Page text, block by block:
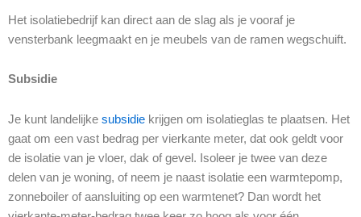
Het isolatiebedrijf kan direct aan de slag als je vooraf je
vensterbank leegmaakt en je meubels van de ramen wegschuift.
Subsidie
Je kunt landelijke subsidie krijgen om isolatieglas te plaatsen. Het
gaat om een vast bedrag per vierkante meter, dat ook geldt voor
de isolatie van je vloer, dak of gevel. Isoleer je twee van deze
delen van je woning, of neem je naast isolatie een warmtepomp,
zonneboiler of aansluiting op een warmtenet? Dan wordt het